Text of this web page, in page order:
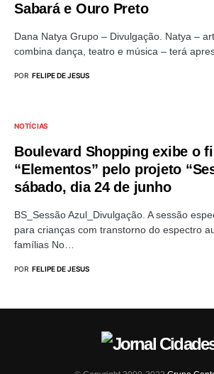
Sabará e Ouro Preto
Dana Natya Grupo – Divulgação. Natya –
combina dança, teatro e música – terá
POR FELIPE DE JESUS
NOTÍCIAS
Boulevard Shopping exibe o
“Elementos” pelo projeto
sábado, dia 24 de junho
BS_Sessão Azul_Divulgação. A sessão
para crianças com transtorno do espectro
famílias No…
POR FELIPE DE JESUS